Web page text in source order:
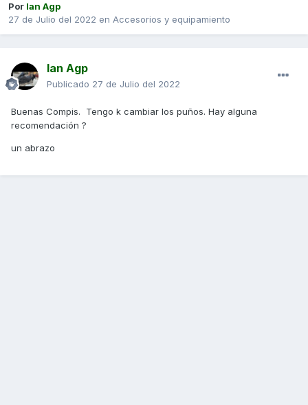
Por Ian Agp
27 de Julio del 2022 en Accesorios y equipamiento
Ian Agp
Publicado 27 de Julio del 2022
Buenas Compis. Tengo k cambiar los puños. Hay alguna
recomendación ?
un abrazo